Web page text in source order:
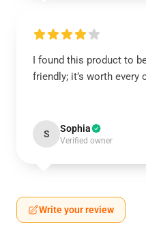
I found this product to
friendly; it’s worth every
S Sophia
Verified owner
Write your review